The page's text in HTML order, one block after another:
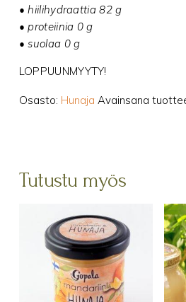
• hiilihydraattia 82 g
• proteiinia 0 g
• suolaa 0 g
LOPPUUNMYYTY!
Osasto: Hunaja Avainsana
Tutustu myös